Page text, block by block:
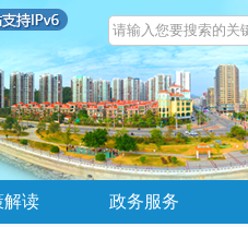
解读 政务服务